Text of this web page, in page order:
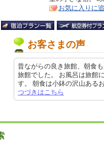
ア
徴
お気に入りに
お客さまの声
昔ながらの良き旅館、朝食
旅館でした。 お風呂は旅館
す。 朝食は小鉢の沢山ある
つづきはこちら